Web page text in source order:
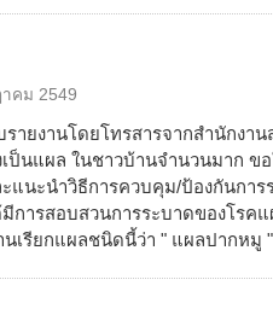
าคม 2549
ายงานโดยโทรสารจากสำนักงา
ป็นแผล ในชาวบ้านจำนวนมาก ข
แนะนำวิธีการควบคุม/ป้องกันการ
การสอบสวนการระบาดของโรค
เรียกแผลชนิดนี้ว่า " แผลปากหมู